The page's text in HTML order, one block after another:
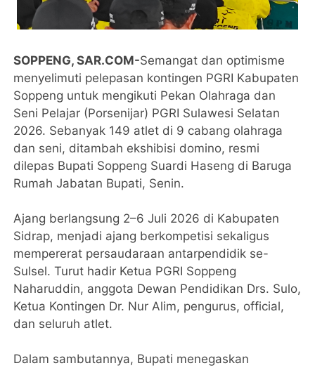
SOPPENG, SAR.COM-Semangat dan optimisme
menyelimuti pelepasan kontingen PGRI Kabupaten
Soppeng untuk mengikuti Pekan Olahraga dan
Seni Pelajar (Porsenijar) PGRI Sulawesi Selatan
2026. Sebanyak 149 atlet di 9 cabang olahraga
dan seni, ditambah ekshibisi domino, resmi
dilepas Bupati Soppeng Suardi Haseng di Baruga
Rumah Jabatan Bupati, Senin.
Ajang berlangsung 2–6 Juli 2026 di Kabupaten
Sidrap, menjadi ajang berkompetisi sekaligus
mempererat persaudaraan antarpendidik se-
Sulsel. Turut hadir Ketua PGRI Soppeng
Naharuddin, anggota Dewan Pendidikan Drs. Sulo,
Ketua Kontingen Dr. Nur Alim, pengurus, official,
dan seluruh atlet.
Dalam sambutannya, Bupati menegaskan